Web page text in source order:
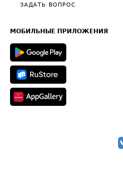
Общие положения
Техническая информация
ЗАДАТЬ ВОПРОС
МОБИЛЬНЫЕ ПРИЛОЖЕНИЯ